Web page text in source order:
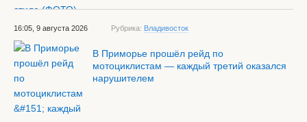
16:05, 9 августа 2026 Рубрика: Владивосток
В Приморье прошёл рейд по
мотоциклистам — каждый третий оказался
нарушителем